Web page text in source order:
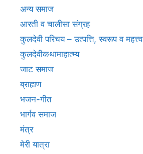
अन्य समाज
आरती व चालीसा संग्रह
कुलदेवी परिचय – उत्पत्ति, स्वरूप व महत्त्व
कुलदेवीकथामाहात्म्य
जाट समाज
ब्राह्मण
भजन-गीत
भार्गव समाज
मंत्र
मेरी यात्रा